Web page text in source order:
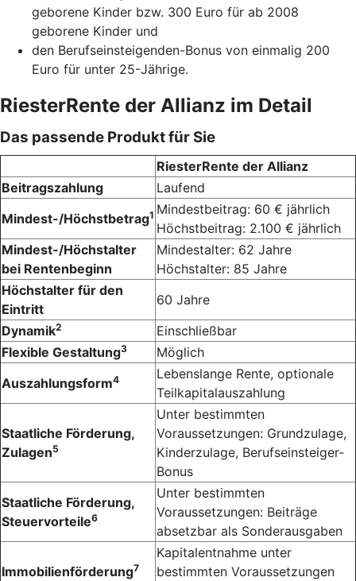
geborene Kinder bzw. 300 Euro für ab 2008
geborene Kinder und
den Berufseinsteigenden-Bonus von einmalig 200
Euro für unter 25-Jährige.
RiesterRente der Allianz im Detail
Das passende Produkt für Sie
RiesterRente der Allianz
Beitragszahlung
Laufend
Mindest-/Höchstbetrag1 Mindestbeitrag: 60 € jährlich
Höchstbeitrag: 2.100 € jährlich
Mindest-/Höchstalter
bei Rentenbeginn
Mindestalter: 62 Jahre
Höchstalter: 85 Jahre
Höchstalter für den
Eintritt
60 Jahre
Dynamik2
Einschließbar
Flexible Gestaltung3
Möglich
Auszahlungsform4
Lebenslange Rente, optionale
Teilkapitalauszahlung
Staatliche Förderung,
Zulagen5
Unter bestimmten
Voraussetzungen: Grundzulage,
Kinderzulage, Berufseinsteiger-
Bonus
Staatliche Förderung,
Steuervorteile6
Unter bestimmten
Voraussetzungen: Beiträge
absetzbar als Sonderausgaben
Immobilienförderung7
Kapitalentnahme unter
bestimmten Voraussetzungen